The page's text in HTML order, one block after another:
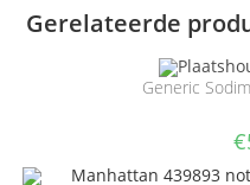
Gerelateerde
Generic
€